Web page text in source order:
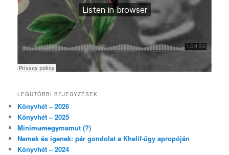
LEGUTÓBBI BEJEGYZÉSEK
Könyvhét – 2026
Könyvhét – 2025
Minimumegymamut (?)
Nemek és igenek: pár gondolat a Khelif-ügy apropóján
Könyvhét – 2024